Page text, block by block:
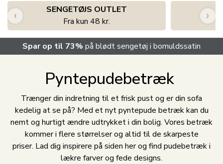
SENGETØJS OUTLET
Fra kun 48 kr.
‹ ›
Spar op til 73% på blødt sengetøj i bomuldssatin
Pyntepudebetræk
Trænger din indretning til et frisk pust og er din sofa
kedelig at se på? Med et nyt pyntepude betræk kan du
nemt og hurtigt ændre udtrykket i din bolig. Vores betræk
kommer i flere størrelser og altid til de skarpeste
priser. Lad dig inspirere på siden her og find pudebetræk i
lækre farver og fede designs.